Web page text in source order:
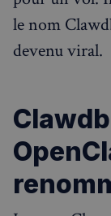
le nom
devenu viral.